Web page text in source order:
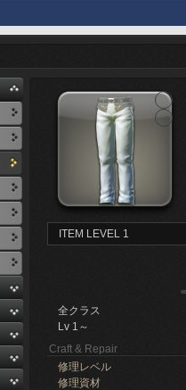
ITEM LEVEL 1
全クラス
Lv 1～
Craft & Repair
修理レベル
修理資材